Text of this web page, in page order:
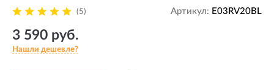
(5) Артикул: E03RV20BL
3 590 руб.
Нашли дешевле?